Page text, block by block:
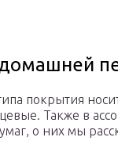
покрытия
Также в
о них мы